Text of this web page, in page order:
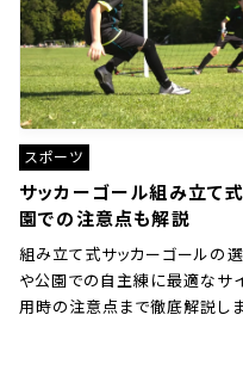
スポーツ
サッカーゴール組み立て
園での注意点も解説
組み立て式サッカーゴールの
や公園での自主練に最適なサ
用時の注意点まで徹底解説しま